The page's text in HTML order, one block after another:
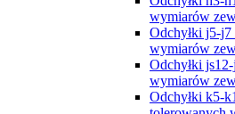
wymiarów
Odchyłki j5-j7
wymiarów
Odchyłki
wymiarów
Odchyłki k5-